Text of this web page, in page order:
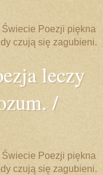
Świecie Poezji piękna
czują się zagubieni.
leczy
/
Świecie Poezji piękna
czują się zagubieni.